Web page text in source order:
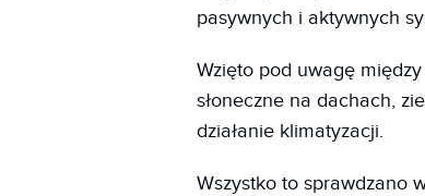
pasywnych i aktywnych
Wzięto pod uwagę
słoneczne na dachach,
działanie klimatyzacji.
Wszystko to sprawdzano